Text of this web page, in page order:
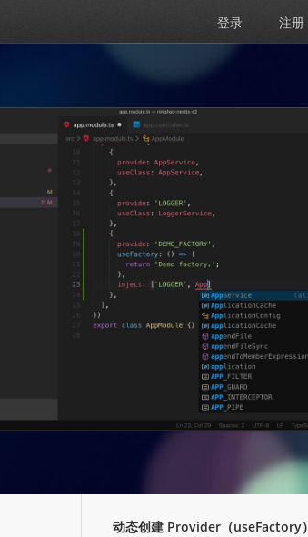
登录 注册
动态创建 Provider（useFactory）